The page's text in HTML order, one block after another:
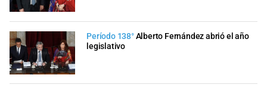
Período 138°Alberto Fernández abrió el año
legislativo